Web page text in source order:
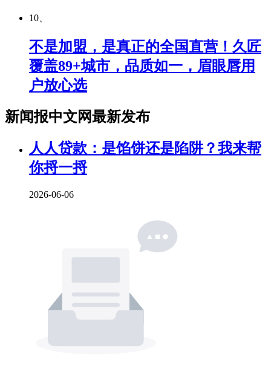
10、
不是加盟，是真正的全国直营！久匠
覆盖89+城市，品质如一，眉眼唇用
户放心选
新闻报中文网最新发布
人人贷款：是馅饼还是陷阱？我来帮
你捋一捋
2026-06-06